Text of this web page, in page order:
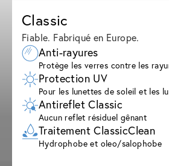
Classic
Fiable. Fabriqué en Europe.
Anti-rayures
Protège les verres contre les
Protection UV
Pour les lunettes de soleil et les
Antireflet Classic
Aucun reflet résiduel gênant
Traitement ClassicClean
Hydrophobe et oleo/salophobe